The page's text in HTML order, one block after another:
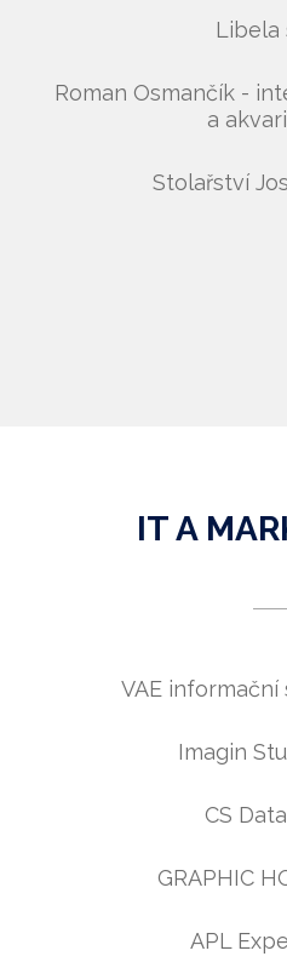
Libela
Roman Osmančík -
a
Stolařství
IT A
VAE informační
Imagin
CS
GRAPHIC
APL